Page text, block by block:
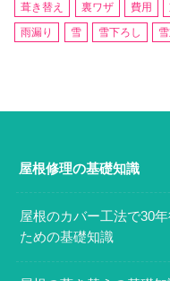
葺き替え
裏ワザ 費用
雨漏り
雪 雪下ろし
屋根修理の基礎知識
屋根のカバー工法で30
ための基礎知識